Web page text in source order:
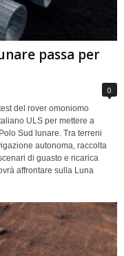
passa per
0
del rover omoniomo
ULS per mettere a
Sud lunare. Tra terreni
autonoma, raccolta
di guasto e ricarica
affrontare sulla Luna